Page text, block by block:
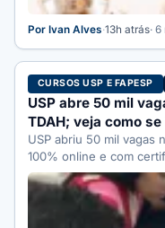
Por Ivan Alves·13h atrás· 6
CURSOS USP E FAPESP
USP abre 50 mil
TDAH; veja como
USP abriu 50 mil vagas
100% online e com